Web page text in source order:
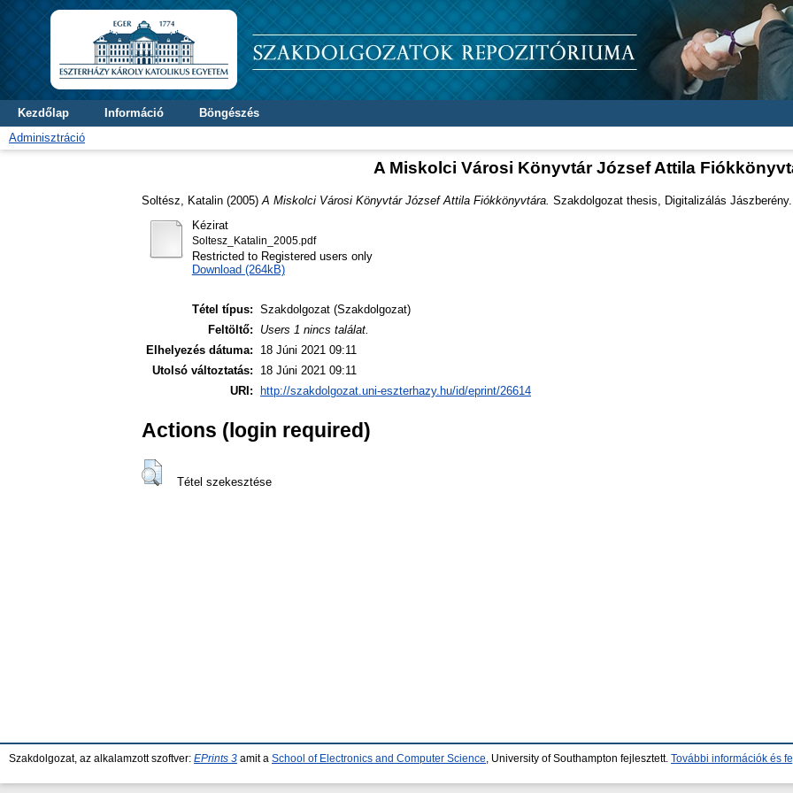
Kezdőlap Információ
Böngészés
Adminisztráció
A Miskolci Városi Könyvtár József Attila
Soltész, Katalin (2005) A Miskolci Városi Könyvtár József Attila Fiókkönyvtára. Szakdolgozat thesis, Digitalizálás Jászberény.
Kézirat
Soltesz_Katalin_2005.pdf
Restricted to Registered users only
Download (264kB)
Tétel típus: Szakdolgozat (Szakdolgozat)
Feltöltő:
Users 1 nincs találat.
Elhelyezés dátuma:
18 Júni 2021 09:11
Utolsó változtatás:
18 Júni 2021 09:11
URI:
http://szakdolgozat.uni-eszterhazy.hu/id/eprint/26614
Actions (login required)
Tétel szekesztése
Szakdolgozat, az alkalamzott szoftver: EPrints 3 amit a School of Electronics and Computer Science , University of Southampton fejlesztett. További információk és